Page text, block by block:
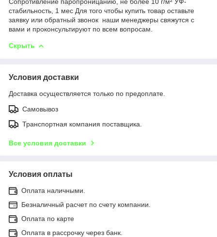
стабильность, 1 мес Для того чтобы купить товар оставьте
заявку или обратный звонок наши менеджеры свяжутся с
вами и проконсультируют по всем вопросам.
Скрыть
Условия доставки
Доставка осуществляется только по предоплате.
Самовывоз
Транспортная компания поставщика.
Все условия доставки
Условия оплаты
Оплата наличными.
Безналичный расчет по счету компании.
Оплата по карте
Оплата в рассрочку через банк.